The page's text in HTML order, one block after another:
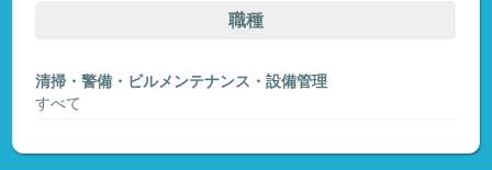
職種
清掃・警備・ビルメンテナンス・設備管理
すべて